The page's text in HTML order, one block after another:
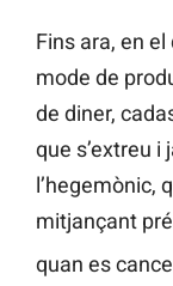
Fins ara, en
mode de
de diner,
que s’extreu i
l’hegemònic,
mitjançant
quan es